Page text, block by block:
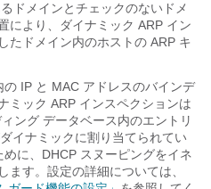
ドメインとチェックのないドメ
により、ダイナミック ARP イン
たドメイン内のホストの ARP キ
IP と MAC アドレスのバインデ
ミック ARP インスペクションは
ング データベース内のエントリ
イナミックに割り当てられてい
に、DHCP スヌーピングをイネ
ます。設定の詳細については、